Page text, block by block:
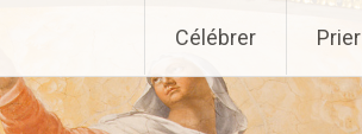
au
principal
Célébrer Prier